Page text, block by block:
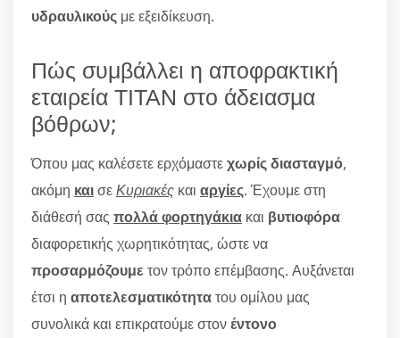
υδραυλικούς με εξειδίκευση.
Πώς συμβάλλει η αποφρακτική
εταιρεία ΤΙΤΑΝ στο άδειασμα
βόθρων;
Όπου μας καλέσετε ερχόμαστεχωρίς διασταγμό,
ακόμη καισεΚυριακές και αργίες. Έχουμε στη
διάθεσή σας πολλά φορτηγάκια και βυτιοφόρα
διαφορετικής χωρητικότητας, ώστε να
προσαρμόζουμε τον τρόπο επέμβασης. Αυξάνεται
έτσι η αποτελεσματικότητατου ομίλου μας
συνολικά και επικρατούμε στονέντονο